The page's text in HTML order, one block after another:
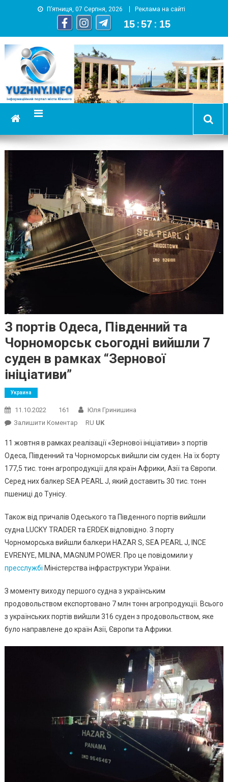
П’ятниця, 07 Серпня, 2026 Реклама на сайті
15 :57 : 15
YUZHNY.INFO
информационный портал города Южный
З портів Одеса, Південний та
Чорноморськ сьогодні вийшли 7
суден в рамках “Зернової
ініціативи”
Украина
11.10.2022 161
Юля Гринишина
Залишити КоментарOn
Портів
Одеса,
Південний
Та
Вийшли
7
Суден
В
Рамках
RU UK
11 жовтня в рамках реалізації «Зернової ініціативи» з портів
Одеса, Південний та Чорноморськ вийшли сім суден. На їх борту
177,5 тис. тонн агропродукції для країн Африки, Азії та Європи.
Серед них балкер SEA PEARL J, який доставить 30 тис. тонн
пшениці до Тунісу.
Також від причалів Одеського та Південного портів вийшли
судна LUCKY TRADER та ERDEK відповідно. З порту
Чорноморська вийшли балкери HAZAR S, SEA PEARL J, INCE
EVRENYE, MILINA, MAGNUM POWER. Про це повідомили у
пресслужбі Міністерства інфраструктури України.
З моменту виходу першого судна з українським
продовольством експортовано 7 млн тонн агропродукції. Всього
з українських портів вийшли 316 суден з продовольством, яке
було направлене до країн Азії, Європи та Африки.